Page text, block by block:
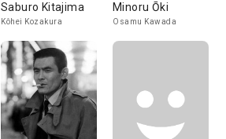
Saburo Kitajima
Kôhei Kozakura
Minoru Ōki
Osamu Kawada